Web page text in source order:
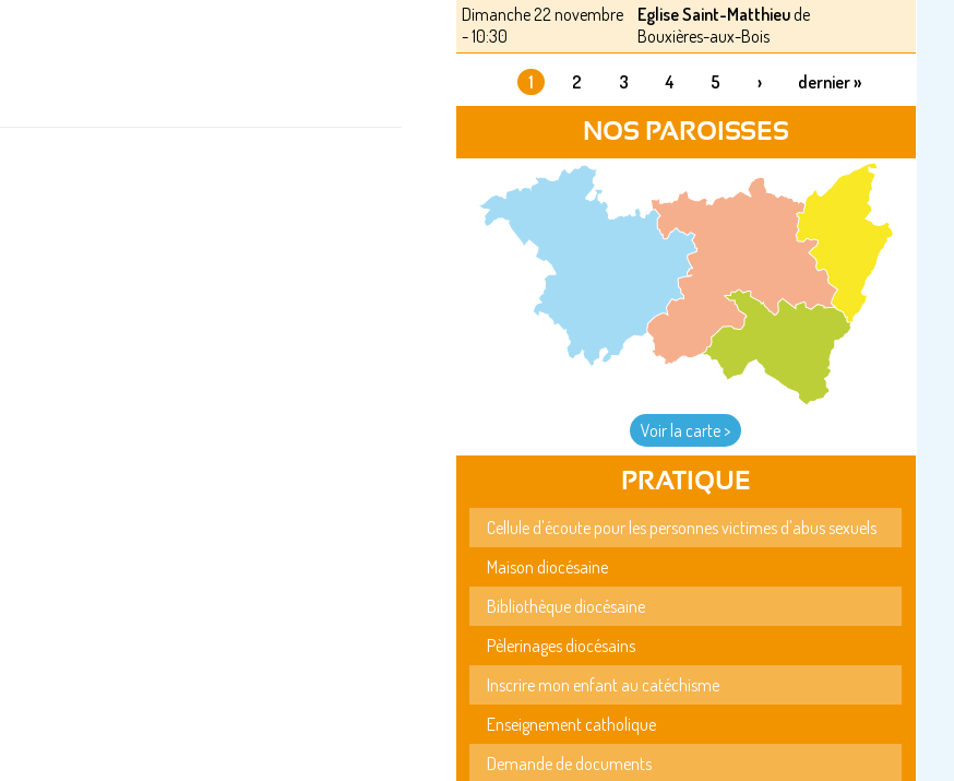
Dimanche 22 novembre
- 10:30
Eglise Saint-Matthieude
Bouxières-aux-Bois
PAGES
1 2 3 4 5 › dernier »
NOS PAROISSES
Voir la carte >
PRATIQUE
Cellule d'écoute pour les personnes victimes d'abus sexuels
Maison diocésaine
Bibliothèque diocésaine
Pèlerinages diocésains
Inscrire mon enfant au catéchisme
Enseignement catholique
Demande de documents